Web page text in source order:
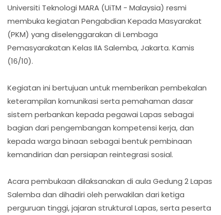
Universiti Teknologi MARA (UiTM - Malaysia) resmi
membuka kegiatan Pengabdian Kepada Masyarakat
(PKM) yang diselenggarakan di Lembaga
Pemasyarakatan Kelas IIA Salemba, Jakarta. Kamis
(16/10).
Kegiatan ini bertujuan untuk memberikan pembekalan
keterampilan komunikasi serta pemahaman dasar
sistem perbankan kepada pegawai Lapas sebagai
bagian dari pengembangan kompetensi kerja, dan
kepada warga binaan sebagai bentuk pembinaan
kemandirian dan persiapan reintegrasi sosial.
Acara pembukaan dilaksanakan di aula Gedung 2 Lapas
Salemba dan dihadiri oleh perwakilan dari ketiga
perguruan tinggi, jajaran struktural Lapas, serta peserta